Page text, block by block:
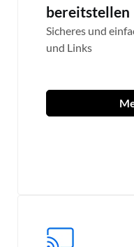
bereitstellen
Sicheres und
und Links